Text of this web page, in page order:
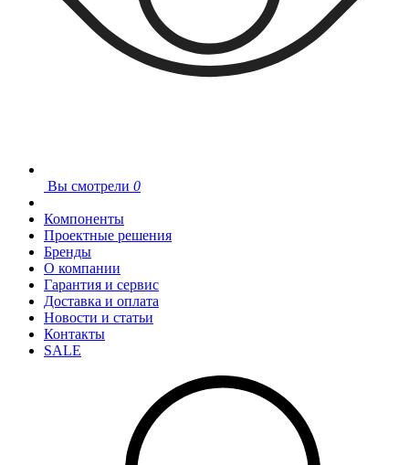
Вы смотрели 0
Компоненты
Проектные решения
Бренды
О компании
Гарантия и сервис
Доставка и оплата
Новости и статьи
Контакты
SALE